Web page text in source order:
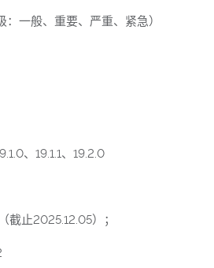
：一般、重要、严重、紧急）
、19.1.1、19.2.0
截止2025.12.05）；